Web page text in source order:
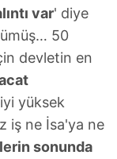
var' diye
50
devletin en
yüksek
iş ne İsa'ya ne
sonunda